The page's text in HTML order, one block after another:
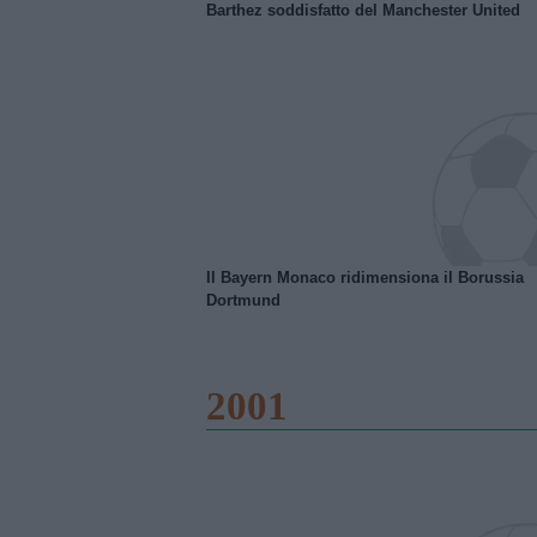
Barthez soddisfatto del Manchester United
Il Bayern Monaco ridimensiona il Borussia
Dortmund
2001